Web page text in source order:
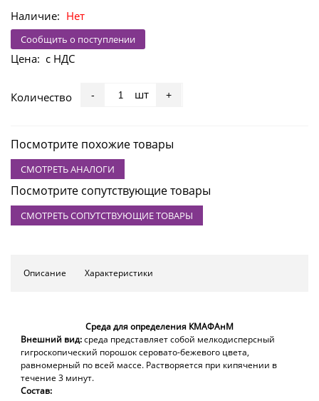
Наличие: Нет
Сообщить о поступлении
Цена: с НДС
Количество - шт +
Посмотрите похожие товары
СМОТРЕТЬ АНАЛОГИ
Посмотрите сопутствующие товары
СМОТРЕТЬ СОПУТСТВУЮЩИЕ ТОВАРЫ
Описание Характеристики
Среда для определения КМАФАнМ
Внешний вид:среда представляет собой мелкодисперсный
гигроскопический порошок серовато-бежевого цвета,
равномерный по всей массе. Растворяется при кипячении в
течение 3 минут.
Состав: